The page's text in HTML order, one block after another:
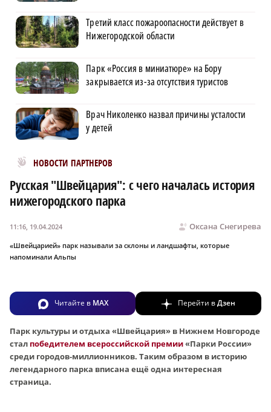
Третий класс пожароопасности действует в
Нижегородской области
Парк «Россия в миниатюре» на Бору
закрывается из-за отсутствия туристов
Врач Николенко назвал причины усталости
у детей
НОВОСТИ ПАРТНЕРОВ
Новости МирТесен
Русская "Швейцария": с чего началась история
нижегородского парка
Оксана Снегирева
11:16, 19.04.2024
«Швейцарией» парк называли за склоны и ландшафты, которые
напоминали Альпы
Читайте в MAX Перейти вДзен
Парк культуры и отдыха «Швейцария» в Нижнем Новгороде
стал победителем всероссийской премии«Парки России»
среди городов-миллионников. Таким образом в историю
легендарного парка вписана ещё одна интересная
страница.